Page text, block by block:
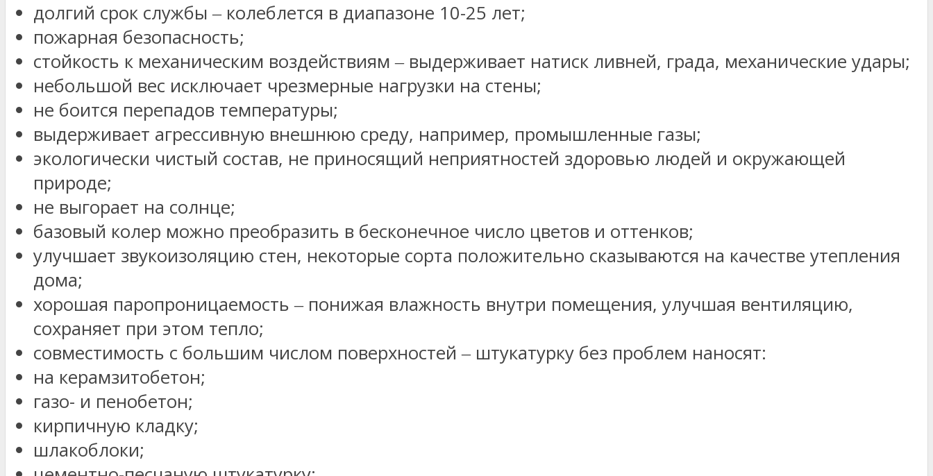
долгий срок службы ‒ колеблется в диапазоне 10-25 лет;
пожарная безопасность;
стойкость к механическим воздействиям ‒ выдерживает натиск ливней, града, механические удары;
небольшой вес исключает чрезмерные нагрузки на стены;
не боится перепадов температуры;
выдерживает агрессивную внешнюю среду, например, промышленные газы;
экологически чистый состав, не приносящий неприятностей здоровью людей и окружающей
природе;
не выгорает на солнце;
базовый колер можно преобразить в бесконечное число цветов и оттенков;
улучшает звукоизоляцию стен, некоторые сорта положительно сказываются на качестве утепления
дома;
хорошая паропроницаемость ‒ понижая влажность внутри помещения, улучшая вентиляцию,
сохраняет при этом тепло;
совместимость с большим числом поверхностей ‒ штукатурку без проблем наносят:
на керамзитобетон;
газо- и пенобетон;
кирпичную кладку;
шлакоблоки;